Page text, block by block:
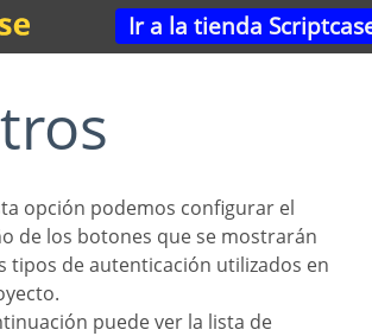
Ir a la tienda
Otros
de los botones que se mostrarán
tipos de autenticación utilizados en